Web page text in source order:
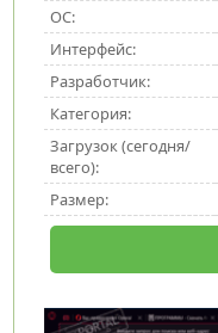
ОС:
Интерфейс:
Разработчик:
Категория:
Загрузок (сегодня/
всего):
Размер: